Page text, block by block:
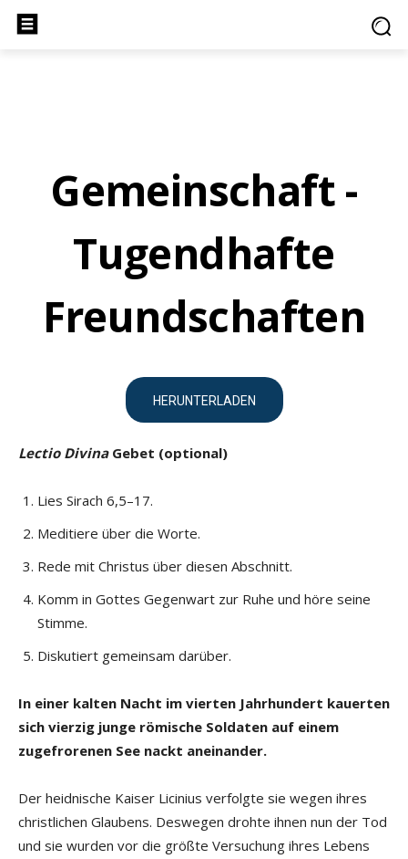
Gemeinschaft -
Tugendhafte
Freundschaften
HERUNTERLADEN
Lectio Divina Gebet (optional)
Lies Sirach 6,5–17.
Meditiere über die Worte.
Rede mit Christus über diesen Abschnitt.
Komm in Gottes Gegenwart zur Ruhe und höre seine
Stimme.
Diskutiert gemeinsam darüber.
In einer kalten Nacht im vierten Jahrhundert kauerten
sich vierzig junge römische Soldaten auf einem
zugefrorenen See nackt aneinander.
Der heidnische Kaiser Licinius verfolgte sie wegen ihres
christlichen Glaubens. Deswegen drohte ihnen nun der Tod
und sie wurden vor die größte Versuchung ihres Lebens